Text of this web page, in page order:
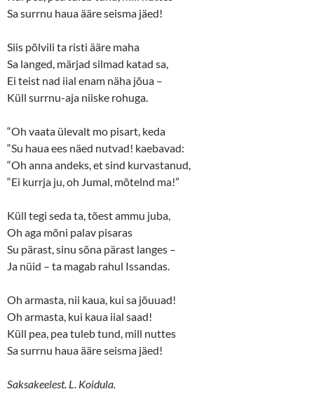
Sa surrnu haua ääre seisma jäed!
Siis põlvili ta risti ääre maha
Sa langed, märjad silmad katad sa,
Ei teist nad iial enam näha jõua –
Küll surrnu-aja niiske rohuga.
“Oh vaata ülevalt mo pisart, keda
“Su haua ees näed nutvad! kaebavad:
“Oh anna andeks, et sind kurvastanud,
“Ei kurrja ju, oh Jumal, mõtelnd ma!”
Küll tegi seda ta, tõest ammu juba,
Oh aga mõni palav pisaras
Su pärast, sinu sõna pärast langes –
Ja nüid ­– ta magab rahul Issandas.
Oh armasta, nii kaua, kui sa jõuuad!
Oh armasta, kui kaua iial saad!
Küll pea, pea tuleb tund, mill nuttes
Sa surrnu haua ääre seisma jäed!
Saksakeelest. L. Koidula.